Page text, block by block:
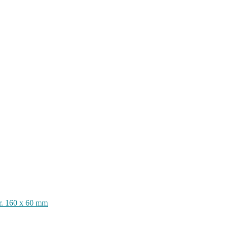
160 x 60 mm